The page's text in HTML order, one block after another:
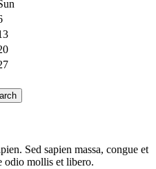
Sed sapien massa, congue et
odio mollis et libero.